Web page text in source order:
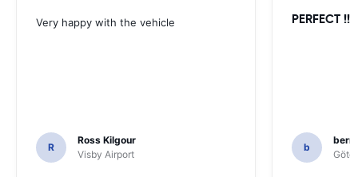
Very happy with the vehicle
R
Ross Kilgour
Visby Airport
PERFECT
b